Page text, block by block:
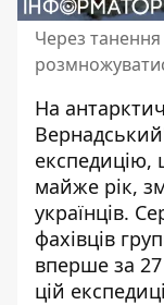
Через
На
експедицію,
майже рік,
українців.
фахівців
вперше за 27
цій